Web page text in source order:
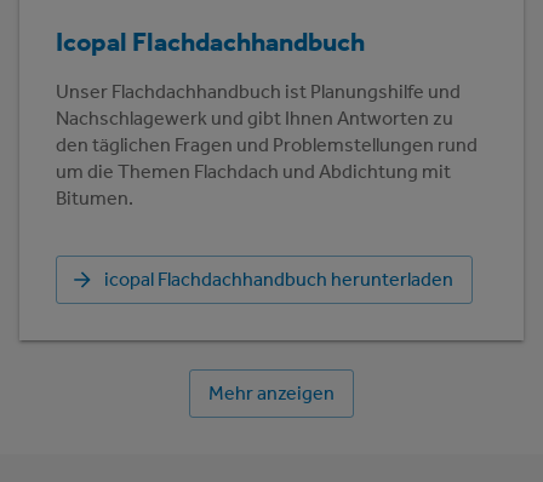
Icopal Flachdachhandbuch
Unser Flachdachhandbuch ist Planungshilfe und
Nachschlagewerk und gibt Ihnen Antworten zu
den täglichen Fragen und Problemstellungen rund
um die Themen Flachdach und Abdichtung mit
Bitumen.
icopal Flachdachhandbuch herunterladen
Mehr anzeigen